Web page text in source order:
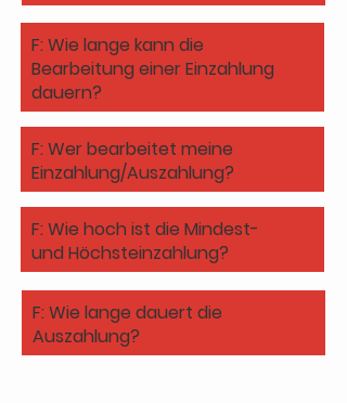
F: Wie lange kann die
Bearbeitung einer Einzahlung
dauern?
F: Wer bearbeitet meine
Einzahlung/Auszahlung?
F: Wie hoch ist die Mindest-
und Höchsteinzahlung?
F: Wie lange dauert die
Auszahlung?